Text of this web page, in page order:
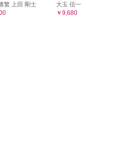
繁 上田 剛士
大玉 信一
￥9,680